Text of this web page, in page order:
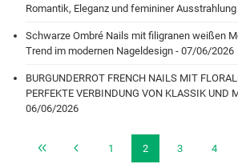
Romantik, Eleganz und femininer
Schwarze Ombré Nails mit filigranen weißen
Trend im modernen Nageldesign - 07/06/2026
BURGUNDERROT FRENCH NAILS MIT
PERFEKTE VERBINDUNG VON KLASSIK UND
06/06/2026
1 2 3 4